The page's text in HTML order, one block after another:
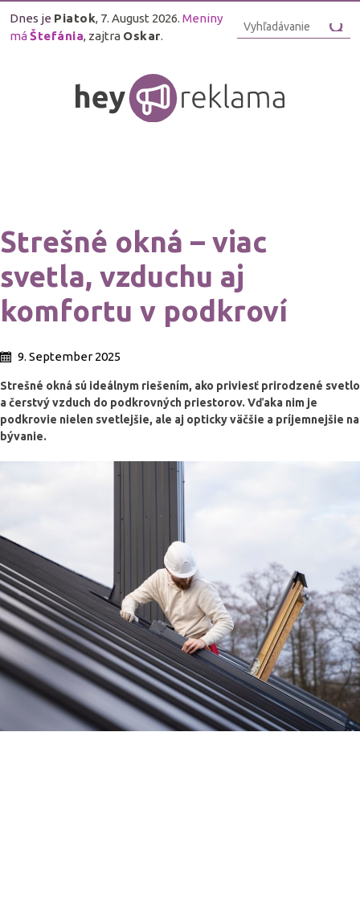
Dnes je Piatok, 7. August 2026. Meniny
máŠtefánia, zajtra Oskar.
Strešné okná – viac
svetla, vzduchu aj
komfortu v podkroví
9. September 2025
Strešné okná sú ideálnym riešením, ako priviesť prirodzené svetlo
a čerstvý vzduch do podkrovných priestorov. Vďaka nim je
podkrovie nielen svetlejšie, ale aj opticky väčšie a príjemnejšie na
bývanie.